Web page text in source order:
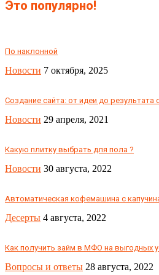
Это популярно!
По наклонной
Новости 7 октября, 2025
Создание сайта: от идеи до
Новости 29 апреля, 2021
Какую плитку выбрать для пола ?
Новости 30 августа, 2022
Автоматическая кофемашина с
Десерты 4 августа, 2022
Как получить займ в МФО на выгодных
Вопросы и ответы 28 августа, 2022